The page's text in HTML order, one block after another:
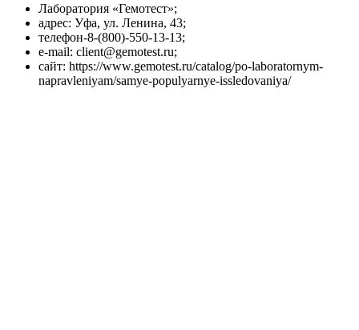
Лаборатория «Гемотест»;
адрес: Уфа, ул. Ленина, 43;
телефон-8-(800)-550-13-13;
e-mail: client@gemotest.ru;
сайт: https://www.gemotest.ru/catalog/po-laboratornym-
napravleniyam/samye-populyarnye-issledovaniya/